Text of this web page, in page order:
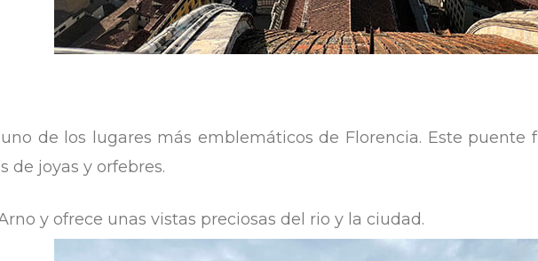
de los lugares más emblemáticos de Florencia. Este puente
de joyas y orfebres.
y ofrece unas vistas preciosas del rio y la ciudad.